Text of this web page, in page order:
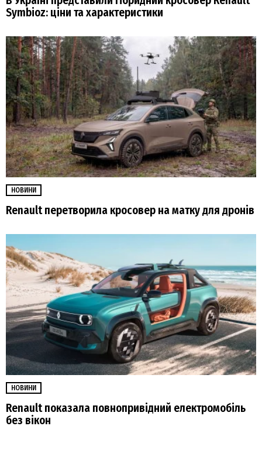
Symbioz: ціни та характеристики
НОВИНИ
Renault перетворила кросовер на матку для дронів
НОВИНИ
Renault показала повнопривідний електромобіль
без вікон